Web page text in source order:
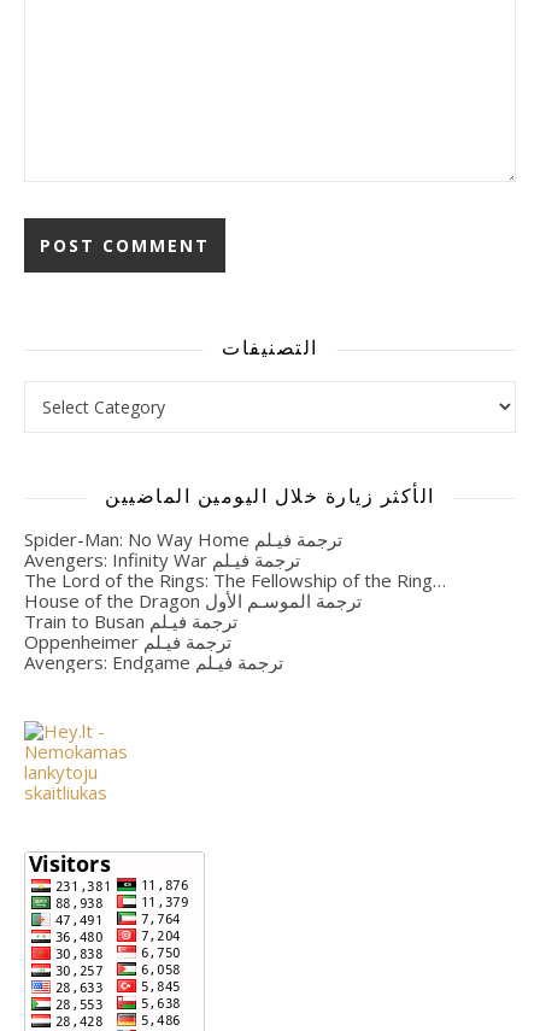
التصنيفات
الأكثر زيارة خلال اليومين الماضيين
Spider-Man: No Way Home ترجمة فيـلم
Avengers: Infinity War ترجمة فيـلم
The Lord of the Rings: The Fellowship of the Ring…
House of the Dragon ترجمة الموسـم الأول
Train to Busan ترجمة فيـلم
Oppenheimer ترجمة فيـلم
Avengers: Endgame ترجمة فيـلم